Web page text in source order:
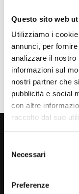
Questo sito web
Utilizziamo i
annunci, per
analizzare il nostro
informazioni sul
nostri partner che
pubblicità e social
con altre
raccolto dal suo
delNecessari
Preferenze
Studente
Laureato
Personale
Ente o Impresa
Amministrazione